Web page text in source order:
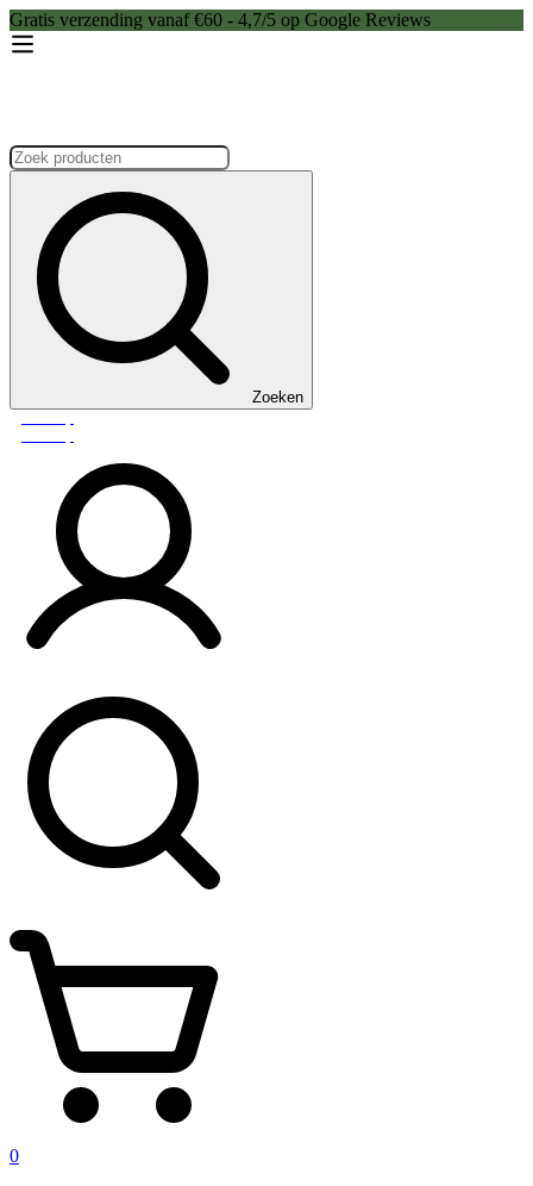
Gratis verzending vanaf €60 - 4,7/5 op Google Reviews
Zoeken:
Zoeken
0